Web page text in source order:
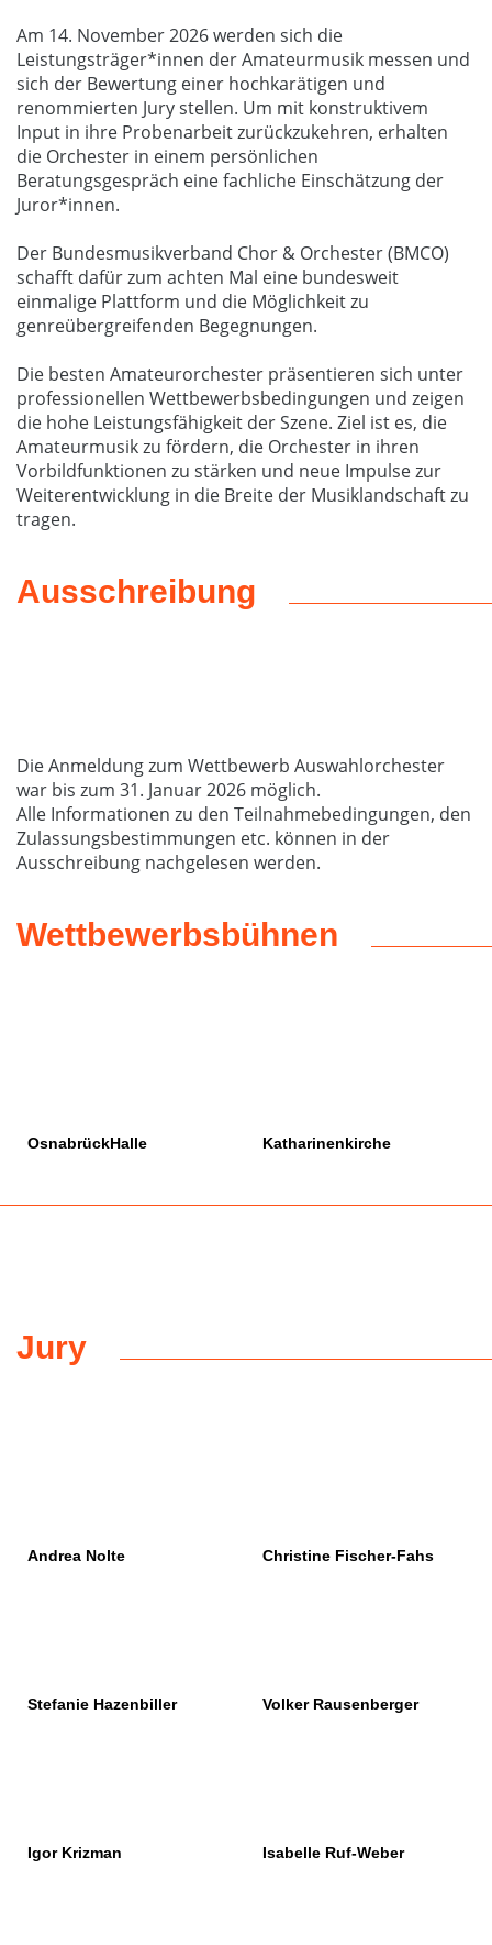
Am 14. November 2026 werden sich die
Leistungsträger*innen der Amateurmusik messen und
sich der Bewertung einer hochkarätigen und
renommierten Jury stellen. Um mit konstruktivem
Input in ihre Probenarbeit zurückzukehren, erhalten
die Orchester in einem persönlichen
Beratungsgespräch eine fachliche Einschätzung der
Juror*innen.
Der Bundesmusikverband Chor & Orchester (BMCO)
schafft dafür zum achten Mal eine bundesweit
einmalige Plattform und die Möglichkeit zu
genreübergreifenden Begegnungen.
Die besten Amateurorchester präsentieren sich unter
professionellen Wettbewerbsbedingungen und zeigen
die hohe Leistungsfähigkeit der Szene. Ziel ist es, die
Amateurmusik zu fördern, die Orchester in ihren
Vorbildfunktionen zu stärken und neue Impulse zur
Weiterentwicklung in die Breite der Musiklandschaft zu
tragen.
Ausschreibung
Die Anmeldung zum Wettbewerb Auswahlorchester
war bis zum 31. Januar 2026 möglich.
Alle Informationen zu den Teilnahmebedingungen, den
Zulassungsbestimmungen etc. können in der
Ausschreibung nachgelesen werden.
Wettbewerbsbühnen
OsnabrückHalle Katharinenkirche
Jury
Andrea Nolte Christine Fischer-Fahs
Stefanie Hazenbiller Volker Rausenberger
Igor Krizman Isabelle Ruf-Weber